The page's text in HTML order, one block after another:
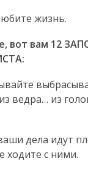
жизнь.
вот вам 12
ведра… из
дела идут
ходите с ними.